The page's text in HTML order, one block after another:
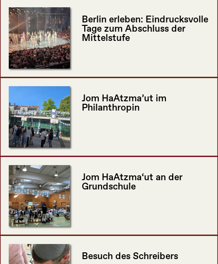
Berlin erleben: Eindrucksvolle
Tage zum Abschluss der
Mittelstufe
Jom HaAtzma’ut im
Philanthropin
Jom HaAtzma‘ut an der
Grundschule
Besuch des Schreibers